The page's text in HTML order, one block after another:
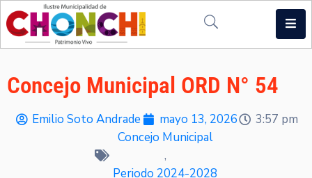
Municipio
Noticias
Concejo Municipal ORD N° 54
Emilio Soto Andrade mayo 13, 2026
3:57 pm
Concejo Municipal
,
Periodo 2024-2028